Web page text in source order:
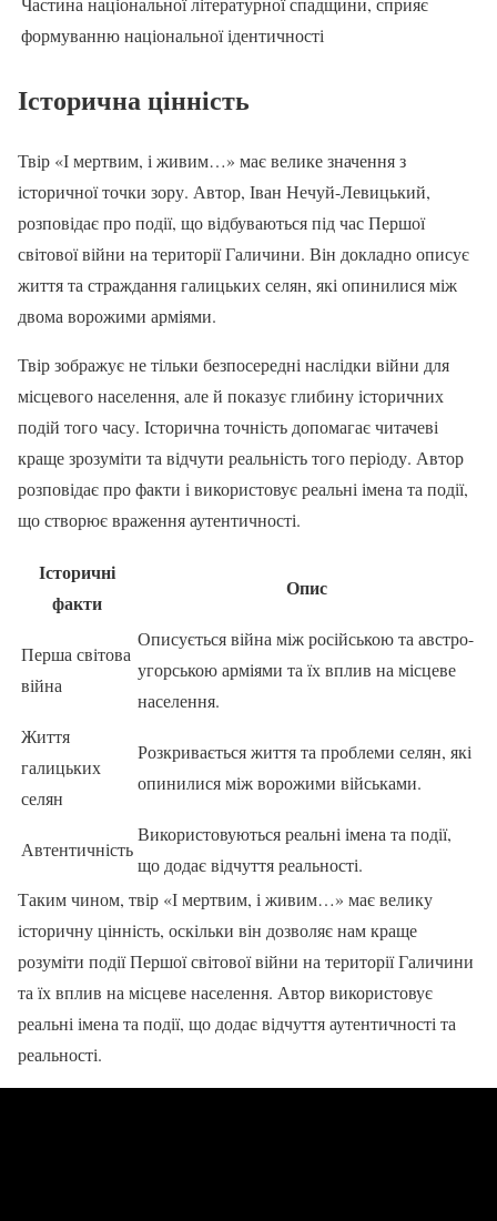
формуванню національної ідентичності
Історична цінність
Твір «І мертвим, і живим…» має велике значення з
історичної точки зору. Автор, Іван Нечуй-Левицький,
розповідає про події, що відбуваються під час Першої
світової війни на території Галичини. Він докладно описує
життя та страждання галицьких селян, які опинилися між
двома ворожими арміями.
Твір зображує не тільки безпосередні наслідки війни для
місцевого населення, але й показує глибину історичних
подій того часу. Історична точність допомагає читачеві
краще зрозуміти та відчути реальність того періоду. Автор
розповідає про факти і використовує реальні імена та події,
що створює враження аутентичності.
Історичні
факти
Опис
Перша світова
війна
Описується війна між російською та австро-
угорською арміями та їх вплив на місцеве
населення.
Життя
галицьких
селян
Розкривається життя та проблеми селян, які
опинилися між ворожими військами.
Автентичність
Використовуються реальні імена та події,
що додає відчуття реальності.
Таким чином, твір «І мертвим, і живим…» має велику
історичну цінність, оскільки він дозволяє нам краще
розуміти події Першої світової війни на території Галичини
та їх вплив на місцеве населення. Автор використовує
реальні імена та події, що додає відчуття аутентичності та
реальності.